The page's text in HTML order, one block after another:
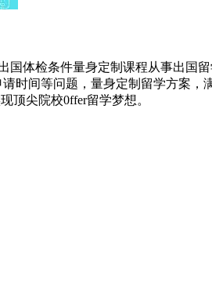
国体检条件量身定制课程从事出国
时间等问题，量身定制留学方案，
顶尖院校0ffer留学梦想。